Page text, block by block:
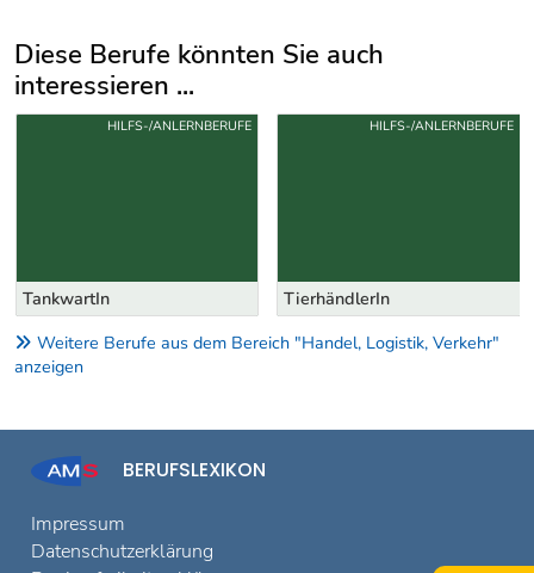
Diese Berufe könnten Sie auch
interessieren ...
Uber weitere Berufsvorschläge
TankwartIn
HILFS-/ANLERNBERUFE
TierhändlerIn
HILFS-/ANLERNBERUFE
Weitere Berufe aus dem Bereich "Handel, Logistik, Verkehr"
anzeigen
BERUFSLEXIKON
Impressum
Datenschutzerklärung